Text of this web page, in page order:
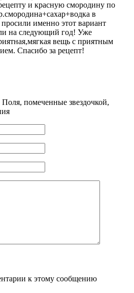
и красную смородину по
в
именно этот вариант
на следующий год! Уже
вещь с приятным
Спасибо за рецепт!
помеченные звездочкой,
к этому сообщению